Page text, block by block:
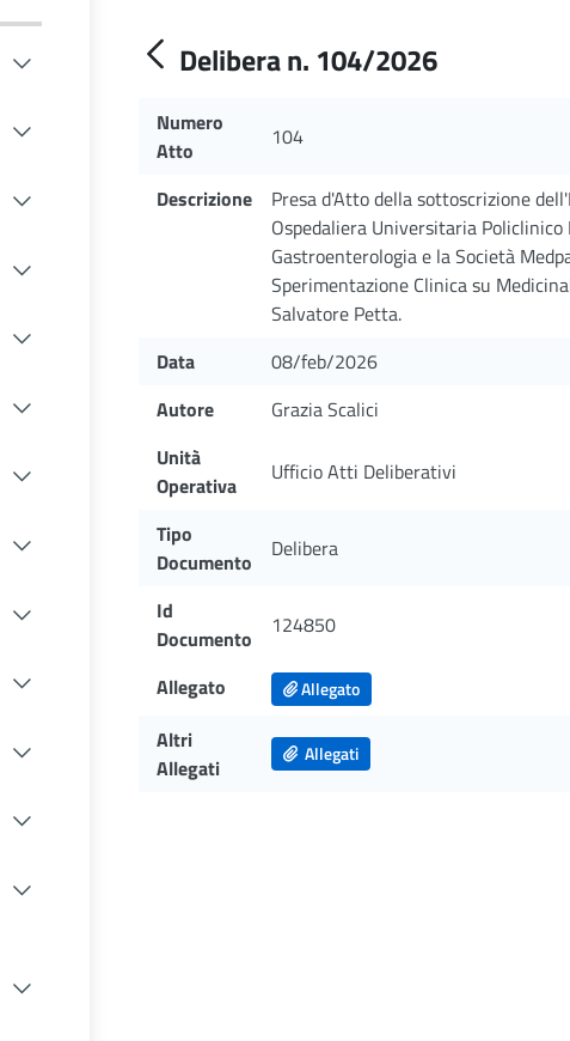
Delibera n. 104/2026
Numero
Atto
104
Descrizione
Presa d'Atto della sottoscrizione
Ospedaliera Universitaria Policlinico
Gastroenterologia e la Società
Sperimentazione Clinica su
Salvatore Petta.
Data
08/feb/2026
Autore
Grazia Scalici
Unità
Operativa
Ufficio Atti Deliberativi
Tipo
Documento
Delibera
Id
Documento
124850
Allegato Allegato
Altri
Allegati
Allegati